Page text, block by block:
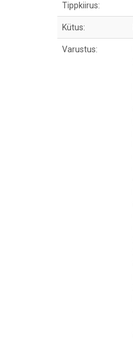
Tippkiirus:
Kütus:
Varustus: